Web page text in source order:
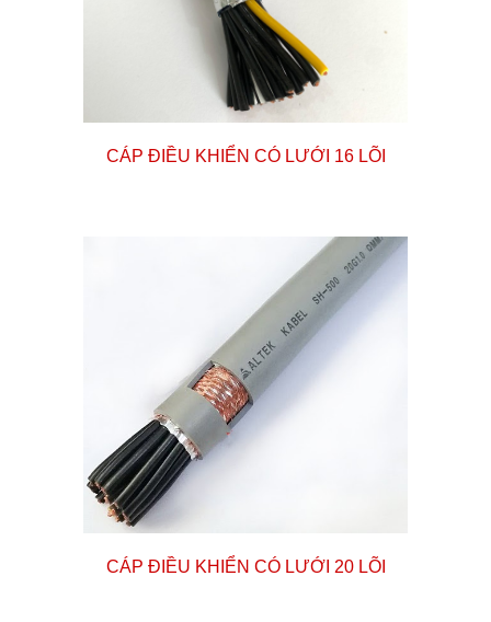
CÁP ĐIỀU KHIỂN CÓ LƯỚI 16LÕI
CÁP ĐIỀU KHIỂN CÓ LƯỚI 20 LÕI